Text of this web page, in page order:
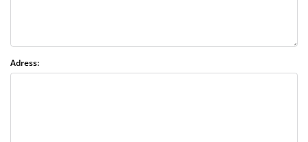
Adress: